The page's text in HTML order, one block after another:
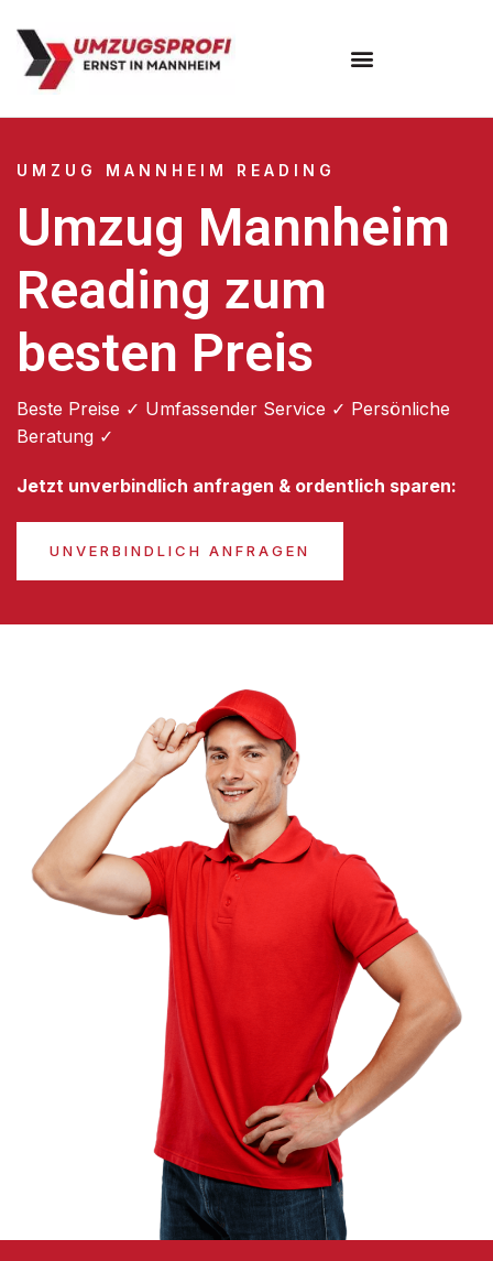
UMZUG MANNHEIM READING
Umzug Mannheim
Reading zum
besten Preis
Beste Preise ✓ Umfassender Service ✓ Persönliche
Beratung ✓
Jetzt unverbindlich anfragen & ordentlich sparen:
UNVERBINDLICH ANFRAGEN